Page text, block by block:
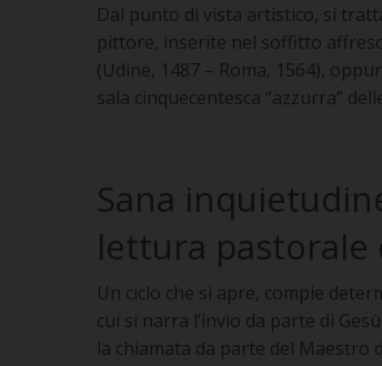
Dal punto di vista artistico, si
pittore, inserite nel soffitto
(Udine, 1487 – Roma, 1564),
sala cinquecentesca “azzurra”
Sana
lettura pastorale
Un ciclo che si apre, compie
cui si narra l’invio da parte di
la chiamata da parte del